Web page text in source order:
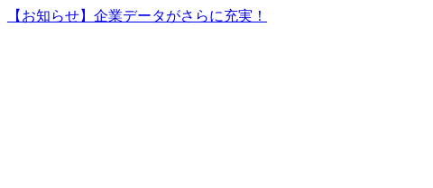
【お知らせ】企業データがさらに充実！